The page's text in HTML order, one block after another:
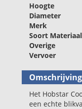
Hoogte
Diameter
Merk
Soort Materiaal
Overige
Vervoer
Omschrijving
Het Hobstar
een echte